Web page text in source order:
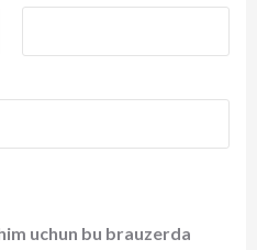
uchun bu brauzerda